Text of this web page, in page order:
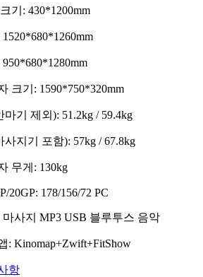
기: 430*1200mm
크기: 1590*750*320mm
마기 제외): 51.2kg / 59.4kg
사지기 포함): 57kg / 67.8kg
무게: 130kg
20GP: 178/156/72 PC
마사지 MP3 USB 블루투스 음악
: Kinomap+Zwift+FitShow
항